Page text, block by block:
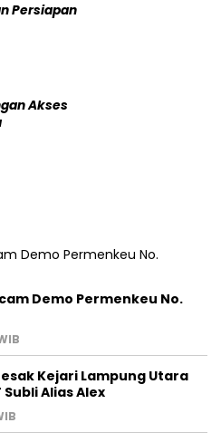
Persiapan
Akses
Demo Permenkeu No.
Kejari Lampung Utara
Alias Alex